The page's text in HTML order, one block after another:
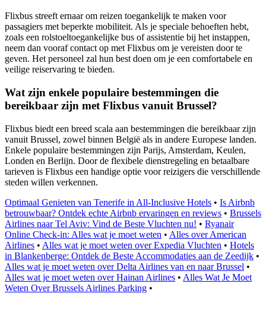
Flixbus streeft ernaar om reizen toegankelijk te maken voor
passagiers met beperkte mobiliteit. Als je speciale behoeften hebt,
zoals een rolstoeltoegankelijke bus of assistentie bij het instappen,
neem dan vooraf contact op met Flixbus om je vereisten door te
geven. Het personeel zal hun best doen om je een comfortabele en
veilige reiservaring te bieden.
Wat zijn enkele populaire bestemmingen die
bereikbaar zijn met Flixbus vanuit Brussel?
Flixbus biedt een breed scala aan bestemmingen die bereikbaar zijn
vanuit Brussel, zowel binnen België als in andere Europese landen.
Enkele populaire bestemmingen zijn Parijs, Amsterdam, Keulen,
Londen en Berlijn. Door de flexibele dienstregeling en betaalbare
tarieven is Flixbus een handige optie voor reizigers die verschillende
steden willen verkennen.
Optimaal Genieten van Tenerife in All-Inclusive Hotels • Is Airbnb
betrouwbaar? Ontdek echte Airbnb ervaringen en reviews • Brussels
Airlines naar Tel Aviv: Vind de Beste Vluchten nu! • Ryanair
Online Check-in: Alles wat je moet weten • Alles over American
Airlines • Alles wat je moet weten over Expedia Vluchten • Hotels
in Blankenberge: Ontdek de Beste Accommodaties aan de Zeedijk •
Alles wat je moet weten over Delta Airlines van en naar Brussel •
Alles wat je moet weten over Hainan Airlines • Alles Wat Je Moet
Weten Over Brussels Airlines Parking •